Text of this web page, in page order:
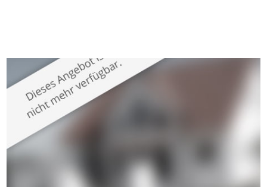
großzügige Räume und eine hochwertige Ausstattung, die
modernen Wohnkomfort mit einem stilvollen Ambiente
verbindet. Der […]